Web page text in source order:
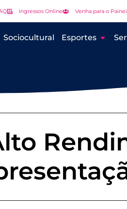
Ingressos Online Venha para o
Sociocultural Esportes